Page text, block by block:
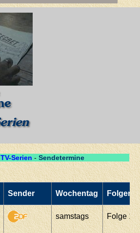
Serien -Sendetermine
Sender Wochentag Folgen
samstags Folge 1-